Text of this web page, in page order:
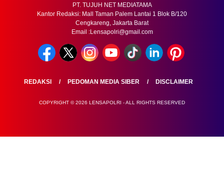
PT. TUJUH NET MEDIATAMA
Kantor Redaksi: Mall Taman Palem Lantai 1 Blok B/120
Cengkareng, Jakarta Barat
Email :Lensapolri@gmail.com
REDAKSI PEDOMAN MEDIA SIBER DISCLAIMER
COPYRIGHT © 2026 LENSAPOLRI - ALL RIGHTS RESERVED